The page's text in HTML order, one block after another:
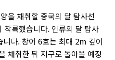
을 채취할 중국의 달 탐사선
착륙했습니다. 인류의 달 탐사
다. 창어 6호는 최대 2m 깊이
채취한 뒤 지구로 돌아올 예정